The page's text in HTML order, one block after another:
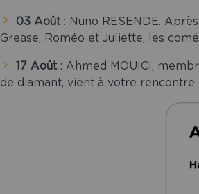
03 Août: Nuno RESENDE.
Grease, Roméo et Juliette, les
17 Août: Ahmed MOUICI,
de diamant, vient à votre rencontre